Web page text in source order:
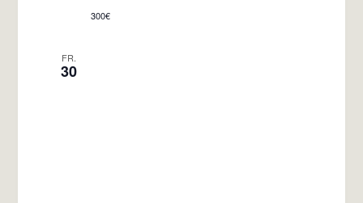
300€
FR.
30